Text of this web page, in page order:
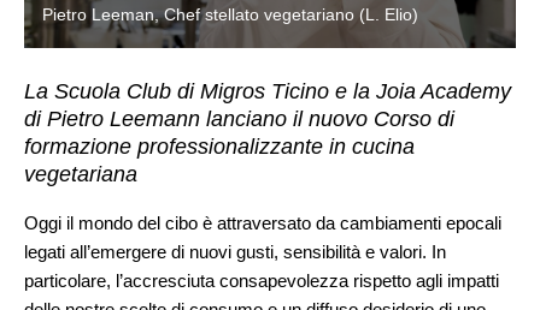
Pietro Leeman, Chef stellato vegetariano (L. Elio)
La Scuola Club di Migros Ticino e la Joia Academy
di Pietro Leemann lanciano il nuovo Corso di
formazione professionalizzante in cucina
vegetariana
Oggi il mondo del cibo è attraversato da cambiamenti epocali
legati all’emergere di nuovi gusti, sensibilità e valori. In
particolare, l’accresciuta consapevolezza rispetto agli impatti